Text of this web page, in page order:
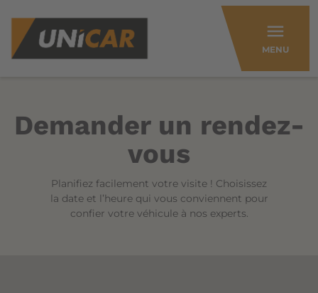
MENU
menu
Demander un rendez-
vous
Planifiez facilement votre visite ! Choisissez
la date et l’heure qui vous conviennent pour
confier votre véhicule à nos experts.